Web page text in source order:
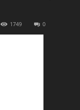
1749 0